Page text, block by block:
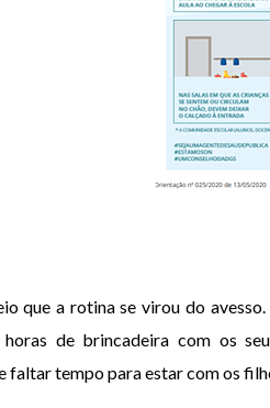
que a rotina se virou do
de brincadeira com os
tempo para estar com os